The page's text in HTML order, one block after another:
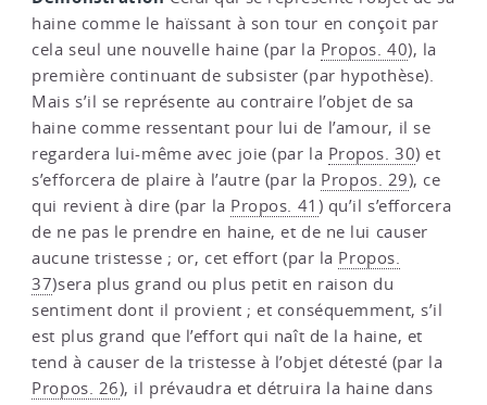
haine comme le haïssant à son tour en conçoit par
cela seul une nouvelle haine (par la Propos. 40), la
première continuant de subsister (par hypothèse).
Mais s’il se représente au contraire l’objet de sa
haine comme ressentant pour lui de l’amour, il se
regardera lui-même avec joie (par la Propos. 30) et
s’efforcera de plaire à l’autre (par la Propos. 29), ce
qui revient à dire (par la Propos. 41 ) qu’il s’efforcera
de ne pas le prendre en haine, et de ne lui causer
aucune tristesse ; or, cet effort (par la Propos.
37)sera plus grand ou plus petit en raison du
sentiment dont il provient ; et conséquemment, s’il
est plus grand que l’effort qui naît de la haine, et
tend à causer de la tristesse à l’objet détesté (par la
Propos. 26), il prévaudra et détruira la haine dans